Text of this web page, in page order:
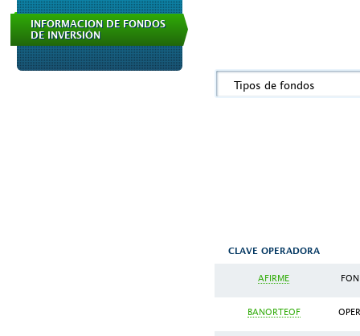
INFORMACION DE FONDOS
DE INVERSIÓN
Tipos de fondos
CLAVE OPERADORA
AFIRME
BANORTEOF